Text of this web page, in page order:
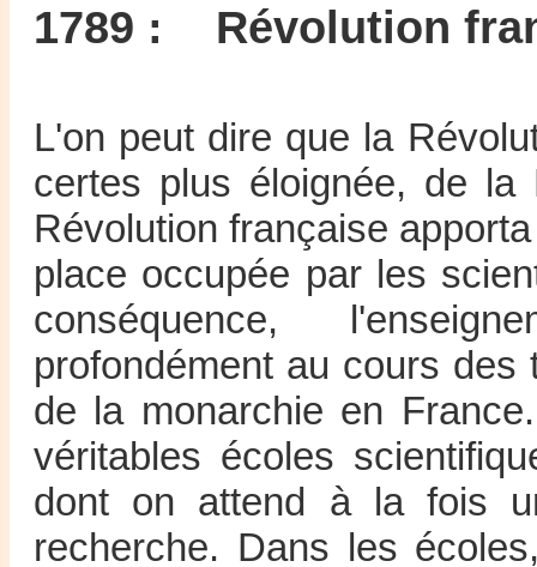
1789 : Révolution
L'on peut dire que la
certes plus éloignée, de la
Révolution française
place occupée par les
conséquence,
profondément au cours
de la monarchie en
véritables écoles
dont on attend à la fois
recherche. Dans les